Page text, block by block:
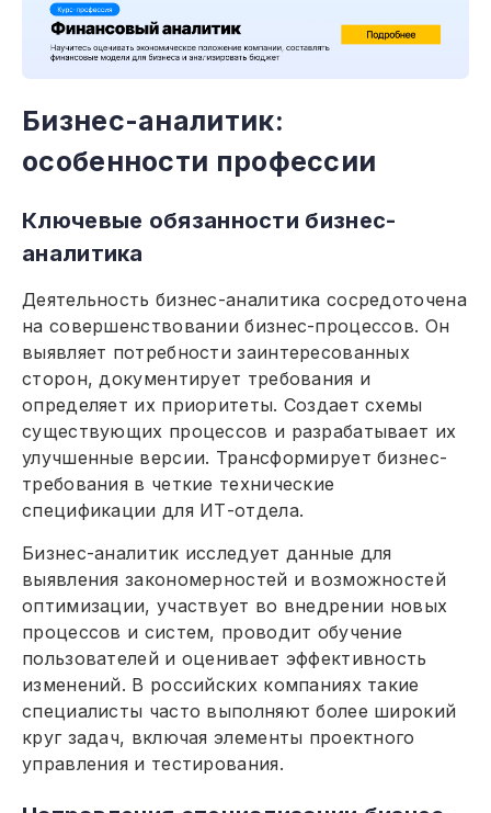
Бизнес-аналитик:
особенности профессии
Ключевые обязанности бизнес-
аналитика
Деятельность бизнес-аналитика сосредоточена
на совершенствовании бизнес-процессов. Он
выявляет потребности заинтересованных
сторон, документирует требования и
определяет их приоритеты. Создает схемы
существующих процессов и разрабатывает их
улучшенные версии. Трансформирует бизнес-
требования в четкие технические
спецификации для ИТ-отдела.
Бизнес-аналитик исследует данные для
выявления закономерностей и возможностей
оптимизации, участвует во внедрении новых
процессов и систем, проводит обучение
пользователей и оценивает эффективность
изменений. В российских компаниях такие
специалисты часто выполняют более широкий
круг задач, включая элементы проектного
управления и тестирования.